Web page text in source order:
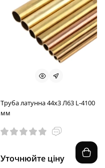
Труба латунна 44x3 Л63 L-4100
мм
Уточнюйте ціну